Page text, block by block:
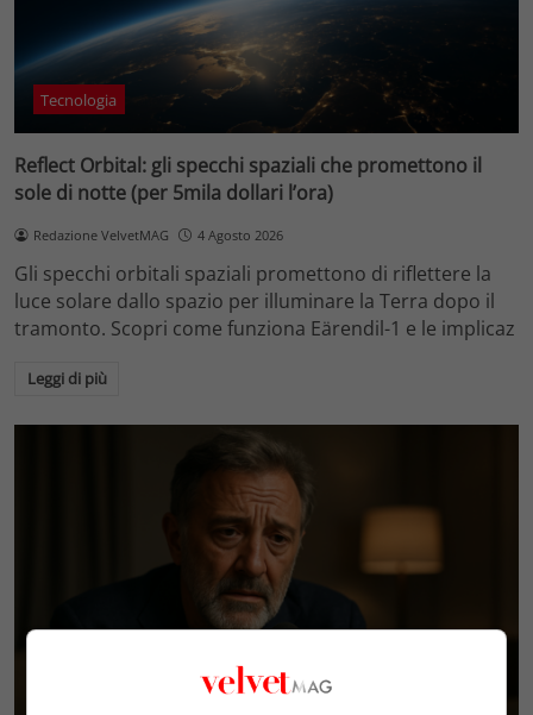
Tecnologia
Reflect Orbital: gli specchi spaziali che promettono il
sole di notte (per 5mila dollari l’ora)
Redazione VelvetMAG 4 Agosto 2026
Gli specchi orbitali spaziali promettono di riflettere la
luce solare dallo spazio per illuminare la Terra dopo il
tramonto. Scopri come funziona Eärendil-1 e le implicaz
Leggi di più